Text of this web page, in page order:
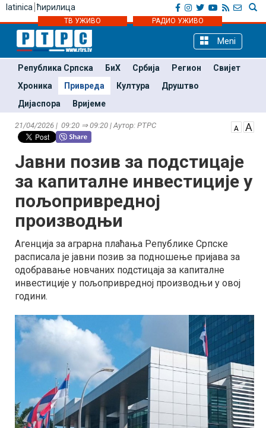
latinica ћирилица
ТВ УЖИВО РАДИО УЖИВО
Meni
Република Српска БиХ Србија Регион
Свијет
Хроника
Привреда Култура
Друштво
Дијаспора
Вријеме
21/04/2026 | 09:20 ⇒ 09:20 | Аутор: РТРС
Јавни позив за подстицаје
за капиталне инвестиције у
пољопривредној
производњи
Агенција за аграрна плаћања Републике Српске
расписала је јавни позив за подношење пријава за
одобравање новчаних подстицаја за капиталне
инвестиције у пољопривредној производњи у овој
години.